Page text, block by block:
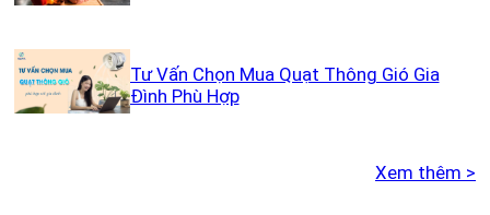
Tư Vấn Chọn Mua Quạt Thông Gió Gia
Đình Phù Hợp
Xem thêm >